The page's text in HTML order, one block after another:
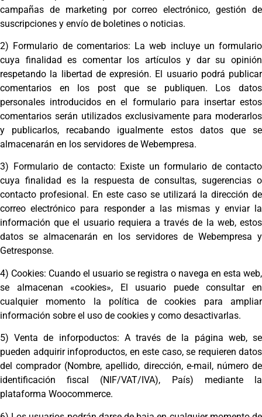
campañas de marketing por correo electrónico, gestión de
suscripciones y envío de boletines o noticias.
2) Formulario de comentarios: La web incluye un formulario
cuya finalidad es comentar los artículos y dar su opinión
respetando la libertad de expresión. El usuario podrá publicar
comentarios en los post que se publiquen. Los datos
personales introducidos en el formulario para insertar estos
comentarios serán utilizados exclusivamente para moderarlos
y publicarlos, recabando igualmente estos datos que se
almacenarán en los servidores de Webempresa.
3) Formulario de contacto: Existe un formulario de contacto
cuya finalidad es la respuesta de consultas, sugerencias o
contacto profesional. En este caso se utilizará la dirección de
correo electrónico para responder a las mismas y enviar la
información que el usuario requiera a través de la web, estos
datos se almacenarán en los servidores de Webempresa y
Getresponse.
4) Cookies: Cuando el usuario se registra o navega en esta web,
se almacenan «cookies», El usuario puede consultar en
cualquier momento la política de cookies para ampliar
información sobre el uso de cookies y como desactivarlas.
5) Venta de inforpoductos: A través de la página web, se
pueden adquirir infoproductos, en este caso, se requieren datos
del comprador (Nombre, apellido, dirección, e-mail, número de
identificación fiscal (NIF/VAT/IVA), País) mediante la
plataforma Woocommerce.